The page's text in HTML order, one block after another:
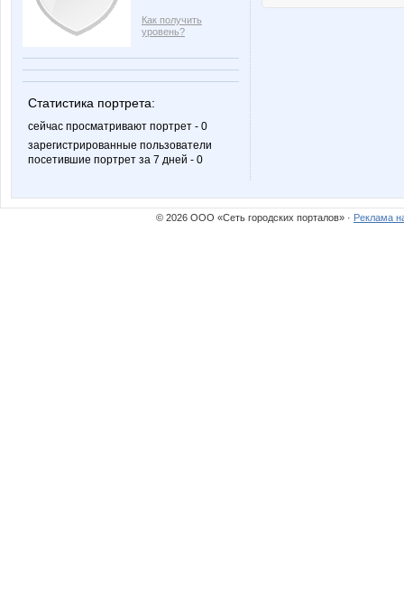
Как получить
уровень?
Статистика портрета:
сейчас просматривают портрет - 0
зарегистрированные пользователи
посетившие портрет за 7 дней - 0
© 2026 ООО «Сеть городских порталов» · Реклама